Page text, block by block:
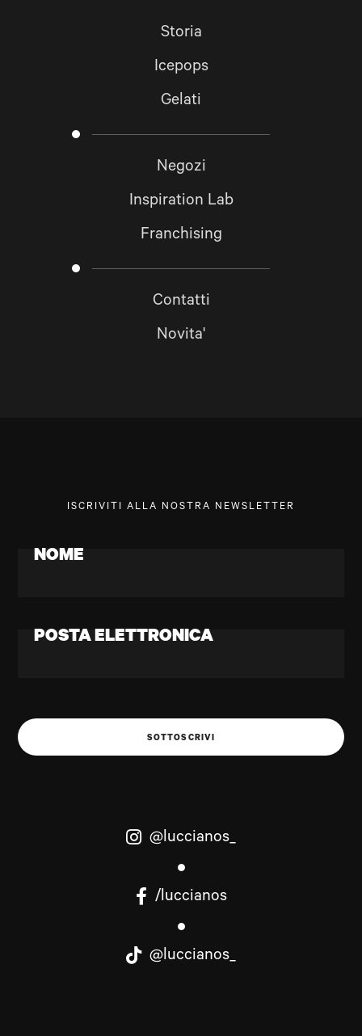
Storia
Icepops
Gelati
Negozi
Inspiration Lab
Franchising
Contatti
Novita'
ISCRIVITI ALLA NOSTRA NEWSLETTER
NOME
POSTA ELETTRONICA
SOTTOSCRIVI
@luccianos_
/luccianos
@luccianos_